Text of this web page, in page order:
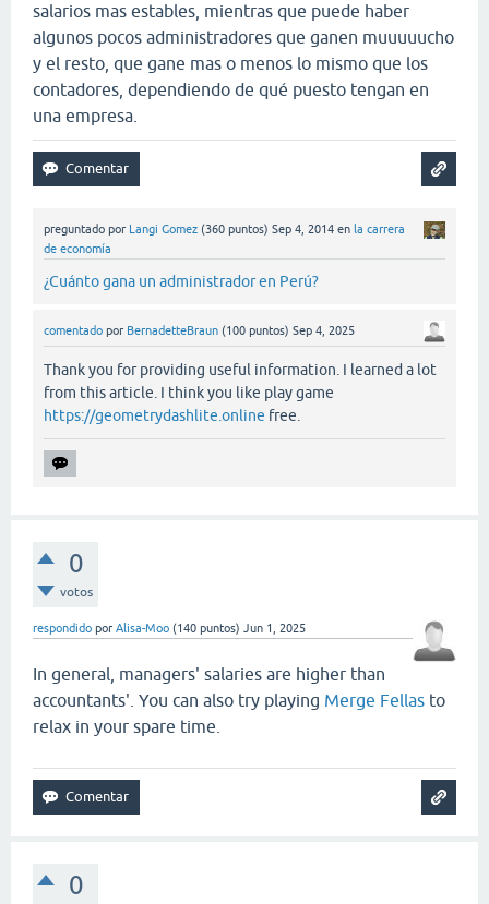
salarios mas estables, mientras que puede haber
algunos pocos administradores que ganen muuuuucho
y el resto, que gane mas o menos lo mismo que los
contadores, dependiendo de qué puesto tengan en
una empresa.
preguntado por Langi Gomez (360 puntos) Sep 4, 2014 en la carrera
de economía
¿Cuánto gana un administrador en Perú?
comentado por BernadetteBraun (100 puntos) Sep 4, 2025
Thank you for providing useful information. I learned a lot
from this article. I think you like play game
https://geometrydashlite.online free.
0
votos
respondido por Alisa-Moo (140 puntos) Jun 1, 2025
In general, managers' salaries are higher than
accountants'. You can also try playing Merge Fellas to
relax in your spare time.
0